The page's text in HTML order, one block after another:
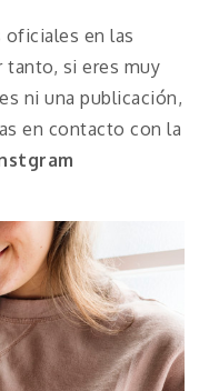
oficiales en las
tanto, si eres muy
ni una publicación,
en contacto con la